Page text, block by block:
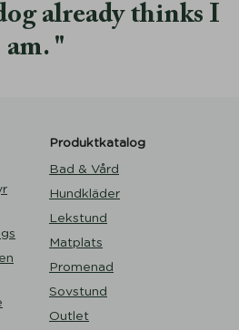
already thinks I
am.
Produktkatalog
Bad & Vård
Hundkläder
Lekstund
Matplats
Promenad
Sovstund
Outlet